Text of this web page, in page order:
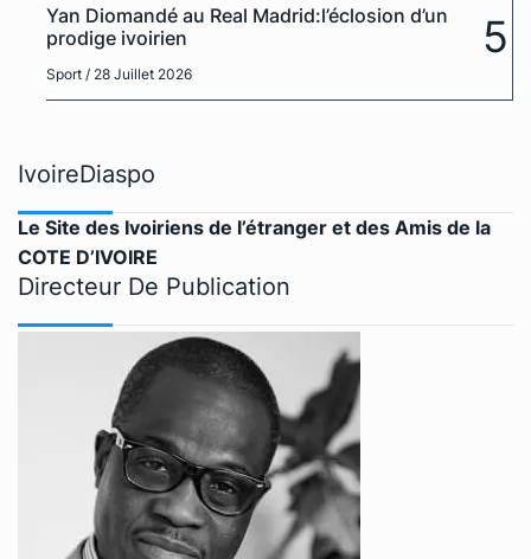
Yan Diomandé au Real Madrid:l’éclosion d’un
prodige ivoirien
Sport / 28 Juillet 2026
5
IvoireDiaspo
Le Site des Ivoiriens de l’étranger et des Amis de la
COTE D’IVOIRE
Directeur De Publication